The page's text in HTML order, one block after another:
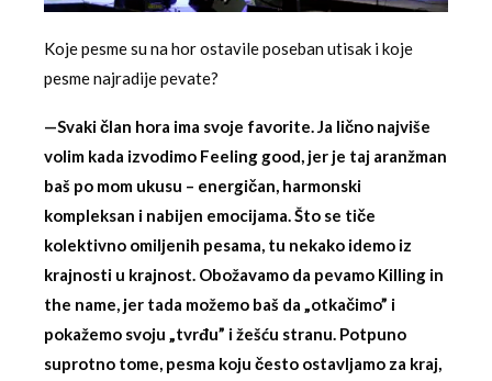
Koje pesme su na hor ostavile poseban utisak i koje
pesme najradije pevate?
—Svaki član hora ima svoje favorite. Ja lično najviše
volim kada izvodimo Feeling good, jer je taj aranžman
baš po mom ukusu – energičan, harmonski
kompleksan i nabijen emocijama. Što se tiče
kolektivno omiljenih pesama, tu nekako idemo iz
krajnosti u krajnost. Obožavamo da pevamo Killing in
the name, jer tada možemo baš da „otkačimo” i
pokažemo svoju „tvrđu” i žešću stranu. Potpuno
suprotno tome, pesma koju često ostavljamo za kraj,